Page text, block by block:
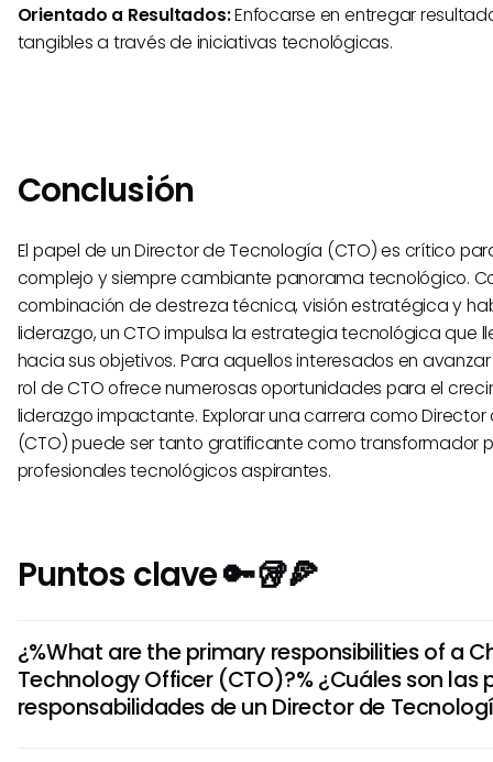
Orientado a Resultados:Enfocarse en entregar
tangibles a través de iniciativas tecnológicas.
Conclusión
El papel de un Director de Tecnología (CTO) es crítico
complejo y siempre cambiante panorama tecnológico.
combinación de destreza técnica, visión estratégica y
liderazgo, un CTO impulsa la estrategia tecnológica que
hacia sus objetivos. Para aquellos interesados en
rol de CTO ofrece numerosas oportunidades para el
liderazgo impactante. Explorar una carrera como
(CTO) puede ser tanto gratificante como transformador
profesionales tecnológicos aspirantes.
Puntos clave 🔑🥡🍕
¿%What are the primary responsibilities of a
Technology Officer (CTO)?% ¿Cuáles son las
responsabilidades de un Director de